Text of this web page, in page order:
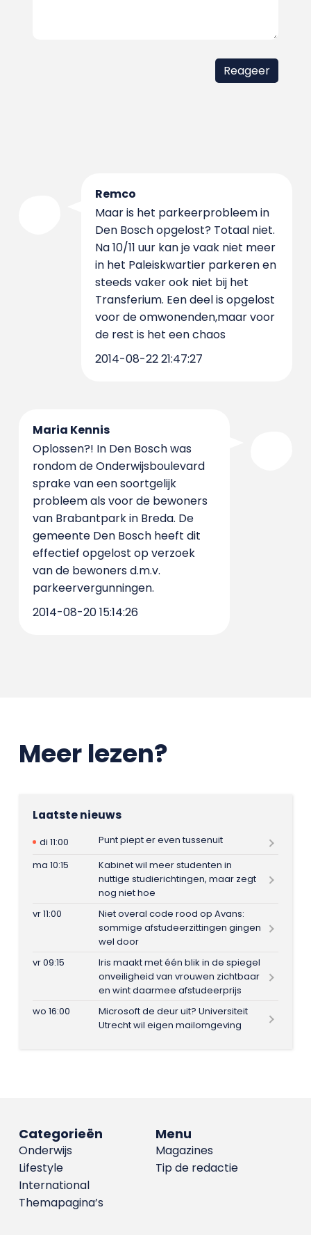
Remco
Maar is het parkeerprobleem in
Den Bosch opgelost? Totaal niet.
Na 10/11 uur kan je vaak niet meer
in het Paleiskwartier parkeren en
steeds vaker ook niet bij het
Transferium. Een deel is opgelost
voor de omwonenden,maar voor
de rest is het een chaos
2014-08-22 21:47:27
Maria Kennis
Oplossen?! In Den Bosch was
rondom de Onderwijsboulevard
sprake van een soortgelijk
probleem als voor de bewoners
van Brabantpark in Breda. De
gemeente Den Bosch heeft dit
effectief opgelost op verzoek
van de bewoners d.m.v.
parkeervergunningen.
2014-08-20 15:14:26
Meer lezen?
Laatste nieuws
di 11:00
Punt piept er even tussenuit
ma 10:15
Kabinet wil meer studenten in
nuttige studierichtingen, maar zegt
nog niet hoe
vr 11:00
Niet overal code rood op Avans:
sommige afstudeerzittingen gingen
wel door
vr 09:15
Iris maakt met één blik in de spiegel
onveiligheid van vrouwen zichtbaar
en wint daarmee afstudeerprijs
wo 16:00
Microsoft de deur uit? Universiteit
Utrecht wil eigen mailomgeving
Menu
Magazines
Tip de redactie
Categorieën
Onderwijs
Lifestyle
International
Themapagina’s